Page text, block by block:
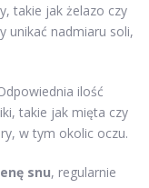
takie jak żelazo czy
unikać nadmiaru soli,
ilość
takie jak mięta czy
w tym okolic oczu.
snu, regularnie